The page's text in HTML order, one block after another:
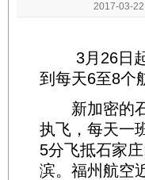
2017-03-22
3月26日起
到每天6至8个
新加密的石
执飞，每天一
5分飞抵石家
滨。福州航空